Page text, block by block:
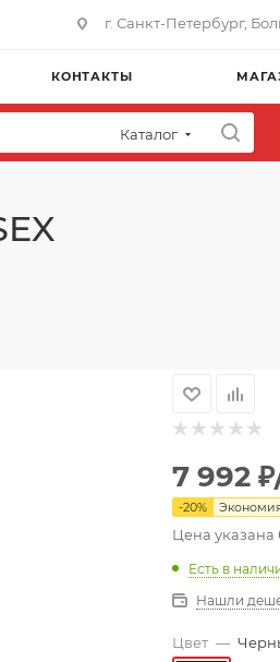
г. Санкт-Петербург,
КОНТАКТЫ
Каталог
7 992 ₽
-20%
Цена указана
Есть в
Нашли
Цвет —